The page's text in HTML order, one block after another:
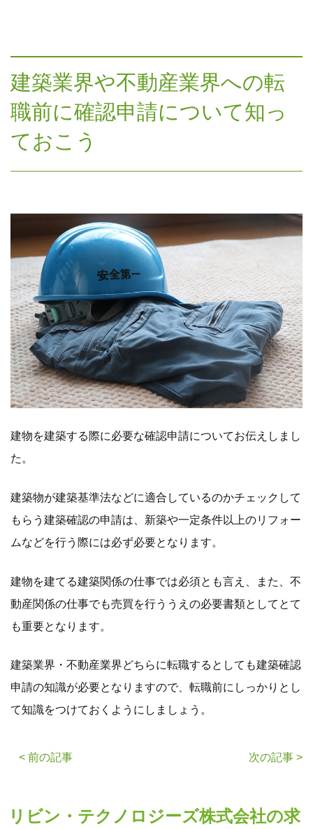
建築業界や不動産業界への転
職前に確認申請について知っ
ておこう
建物を建築する際に必要な確認申請についてお伝えしまし
た。
建築物が建築基準法などに適合しているのかチェックして
もらう建築確認の申請は、新築や一定条件以上のリフォー
ムなどを行う際には必ず必要となります。
建物を建てる建築関係の仕事では必須とも言え、また、不
動産関係の仕事でも売買を行ううえの必要書類としてとて
も重要となります。
建築業界・不動産業界どちらに転職するとしても建築確認
申請の知識が必要となりますので、転職前にしっかりとし
て知識をつけておくようにしましょう。
< 前の記事 次の記事 >
リビン・テクノロジーズ株式会社の求